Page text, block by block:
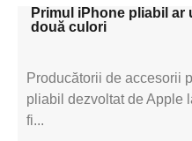
Primul iPhone pliabil ar
două culori
Producătorii de accesorii
pliabil dezvoltat de Apple
fi...